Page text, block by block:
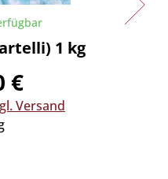
1 kg
€
Versand